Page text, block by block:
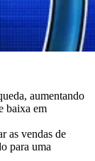
aumentando
baixa em
as vendas de
para uma